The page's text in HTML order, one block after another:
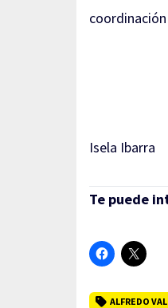
Isela Ibarra
Te puede
ALFREDO